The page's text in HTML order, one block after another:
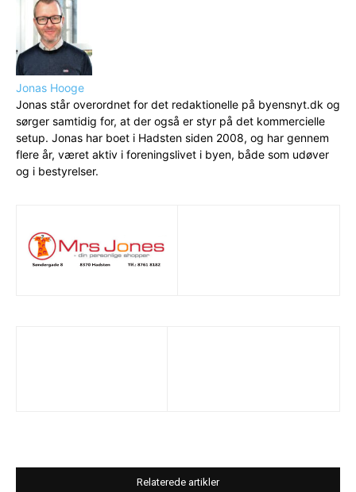
Jonas Hooge
Jonas står overordnet for det redaktionelle på byensnyt.dk og
sørger samtidig for, at der også er styr på det kommercielle
setup. Jonas har boet i Hadsten siden 2008, og har gennem
flere år, været aktiv i foreningslivet i byen, både som udøver
og i bestyrelser.
Relaterede artikler